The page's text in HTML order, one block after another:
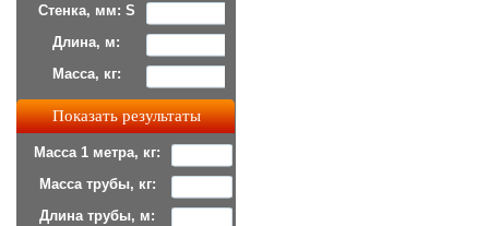
Стенка, мм: S
Длина, м:
Масса, кг:
Масса 1 метра, кг:
Масса трубы, кг:
Длина трубы, м: